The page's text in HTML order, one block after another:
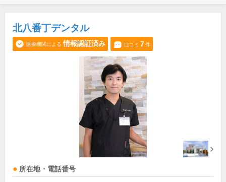
北八番丁デンタル
医療機関による 情報認証済み 口コミ 7件
所在地・電話番号